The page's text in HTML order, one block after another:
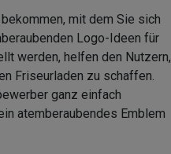
mit dem Sie sich
Logo-Ideen für
werden, helfen den Nutzern,
Friseurladen zu schaffen.
ganz einfach
atemberaubendes Emblem